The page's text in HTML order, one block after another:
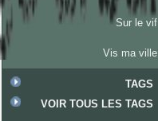
Sur le vif
Vis ma ville
TAGS
lieux
VOIR TOUS LES TAGS